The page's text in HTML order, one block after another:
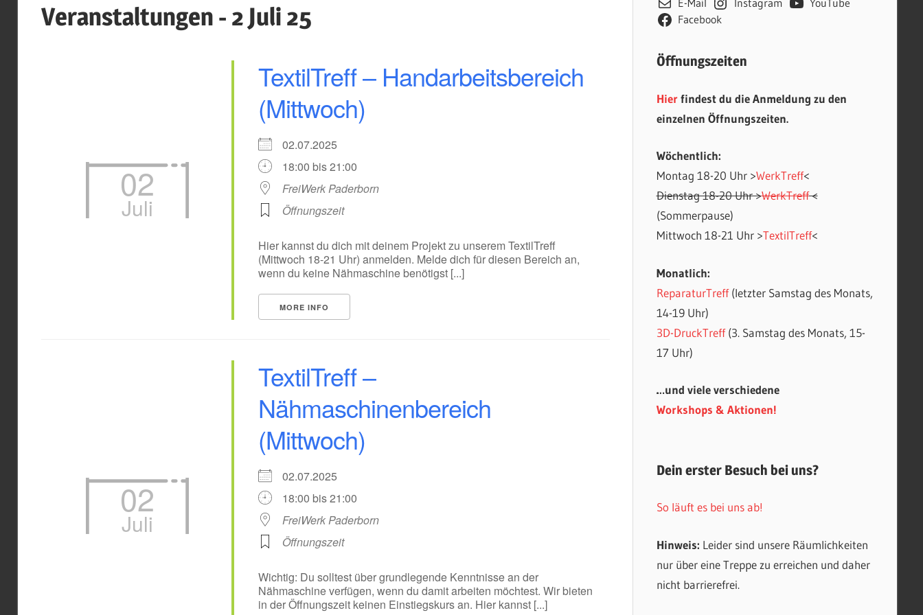
Veranstaltungen - 2 Juli 25
02
Juli
TextilTreff – Handarbeitsbereich
(Mittwoch)
02.07.2025
18:00 bis 21:00
FreiWerk Paderborn
Öffnungszeit
Hier kannst du dich mit deinem Projekt zu unserem TextilTreff
(Mittwoch 18-21 Uhr) anmelden. Melde dich für diesen Bereich an,
wenn du keine Nähmaschine benötigst [...]
MORE INFO
02
Juli
TextilTreff –
Nähmaschinenbereich
(Mittwoch)
02.07.2025
18:00 bis 21:00
FreiWerk Paderborn
Öffnungszeit
Wichtig: Du solltest über grundlegende Kenntnisse an der
Nähmaschine verfügen, wenn du damit arbeiten möchtest. Wir bieten
in der Öffnungszeit keinen Einstiegskurs an. Hier kannst [...]
E-Mail Instagram
YouTube
Facebook
Öffnungszeiten
Hierfindest du die Anmeldung zu den
einzelnen Öffnungszeiten.
Wöchentlich:
Montag 18-20 Uhr >WerkTreff<
Dienstag 18-20 Uhr >WerkTreff<
(Sommerpause)
Mittwoch 18-21 Uhr >TextilTreff<
Monatlich:
ReparaturTreff(letzter Samstag des Monats,
14-19 Uhr)
3D-DruckTreff(3. Samstag des Monats, 15-
17 Uhr)
…und viele verschiedene
Workshops & Aktionen!
Dein erster Besuch bei uns?
So läuft es bei uns ab!
Hinweis: Leider sind unsere Räumlichkeiten
nur über eine Treppe zu erreichen und daher
nicht barrierefrei.